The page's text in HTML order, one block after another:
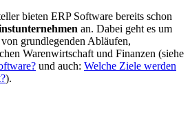
bieten ERP Software bereits schon
an. Dabei geht es um
grundlegenden Abläufen,
Warenwirtschaft und Finanzen (siehe
und auch: Welche Ziele werden
).